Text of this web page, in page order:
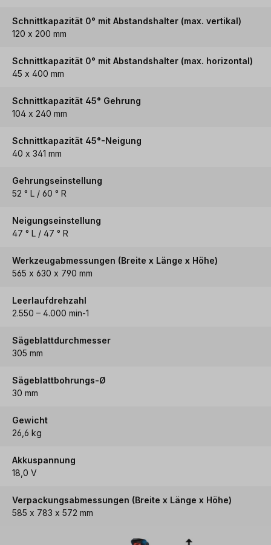
Schnittkapazität 0° mit Abstandshalter (max. vertikal)
120 x 200 mm
Schnittkapazität 0° mit Abstandshalter (max. horizontal)
45 x 400 mm
Schnittkapazität 45° Gehrung
104 x 240 mm
Schnittkapazität 45°-Neigung
40 x 341 mm
Gehrungseinstellung
52 ° L / 60 ° R
Neigungseinstellung
47 ° L / 47 ° R
Werkzeugabmessungen (Breite x Länge x Höhe)
565 x 630 x 790 mm
Leerlaufdrehzahl
2.550 – 4.000 min-1
Sägeblattdurchmesser
305 mm
Sägeblattbohrungs-Ø
30 mm
Gewicht
26,6 kg
Akkuspannung
18,0 V
Verpackungsabmessungen (Breite x Länge x Höhe)
585 x 783 x 572 mm